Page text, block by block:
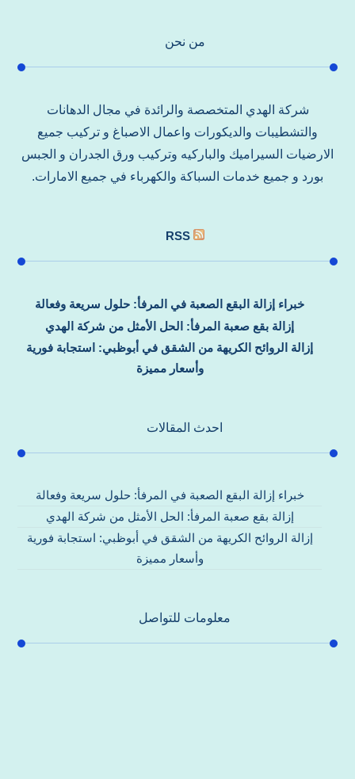
من نحن
شركة الهدي المتخصصة والرائدة في مجال الدهانات
والتشطيبات والديكورات واعمال الاصباغ و تركيب جميع
الارضيات السيراميك والباركيه وتركيب ورق الجدران و الجبس
بورد و جميع خدمات السباكة والكهرباء في جميع الامارات.
RSS
خبراء إزالة البقع الصعبة في المرفأ: حلول سريعة وفعالة
إزالة بقع صعبة المرفأ: الحل الأمثل من شركة الهدي
إزالة الروائح الكريهة من الشقق في أبوظبي: استجابة فورية
وأسعار مميزة
احدث المقالات
خبراء إزالة البقع الصعبة في المرفأ: حلول سريعة وفعالة
إزالة بقع صعبة المرفأ: الحل الأمثل من شركة الهدي
إزالة الروائح الكريهة من الشقق في أبوظبي: استجابة فورية
وأسعار مميزة
معلومات للتواصل